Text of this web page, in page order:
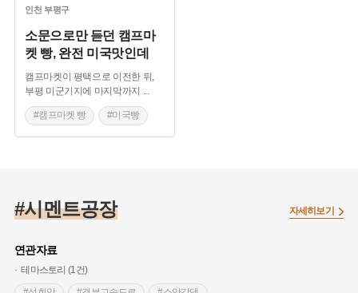
인천 부평구
소문으로만 듣던 캠프마
켓 빵, 완전 미국맛인데
캠프마켓이 평택으로 이전한 뒤,
부평 미군기지에 마지막까지 ...
#캠프마켓 빵 #미국빵
#완전 미국 맛 #제빵공장
#시멘트공장
연관자료
테마스토리 (1건)
자세히보기